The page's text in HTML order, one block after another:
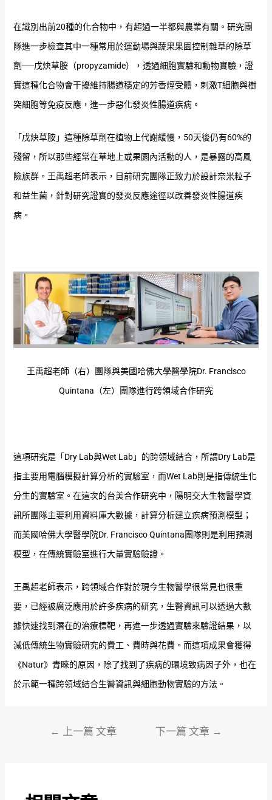
在識別出前20種的化合物中，有超過一半都與農業有關。研究團
隊進一步檢查其中一種常用於運動場與蔬果果園控制雜草的除草
劑──戊炔草胺（propyzamide），透過細胞實驗和動物實驗，證
實這種化合物會干擾維持腸道穩定的芳香烴受體，刺激T細胞與樹
突細胞等免疫反應，進一步惡化發炎性腸道疾病。
「戊炔草胺」這種除草劑在植物上代謝緩慢，50天後仍有60%的
殘留，所以那些經常在草地上或果園內活動的人，是暴露的高風
險族群。王禹超老師表示，目前研究團隊正致力於設計奈米粒子
和益生菌，針對研究證實的發炎反應途徑以改善發炎性腸道疾
病。
王禹超老師（右）團隊與美國哈佛大學醫學院Dr. Francisco
Quintana（左）團隊進行跨領域合作研究
這項研究是「Dry Lab與Wet Lab」的跨領域結合，所謂Dry Lab是
指主要用電腦模擬計算分析的實驗室，而Wet Lab則是指傳統生化
分生的實驗室。在這次的台美合作研究中，陽明交大生物醫學資
訊所團隊主要利用資料庫大數據，計算分析建立疾病預測模型；
而美國哈佛大學醫學院Dr. Francisco Quintana團隊則是利用預測
模型，在傳統實驗室進行大量實驗驗證。
王禹超老師表示，跨領域合作對於現今生物醫學很常見也很重
要，已經被廣泛應用於許多疾病的研究，生醫資訊可以透過大數
據快速找到潛在的治療標靶，再進一步透過實驗來驗證結果，以
減低傳統生物實驗研究的費工、費時與花費。而這項成果會獲得
《Natur》青睞的原因，除了找到了疾病的環境致病因子外，也在
於示範一種跨領域結合生醫資訊與細胞動物實驗的方法。
← 上一篇 文章 下一篇 文章 →